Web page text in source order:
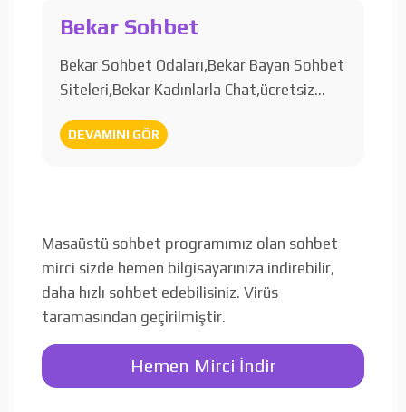
Bekar Sohbet
Bekar Sohbet Odaları,Bekar Bayan Sohbet
Siteleri,Bekar Kadınlarla Chat,ücretsiz…
DEVAMINI GÖR
Masaüstü sohbet programımız olan sohbet
mirci sizde hemen bilgisayarınıza indirebilir,
daha hızlı sohbet edebilisiniz. Virüs
taramasından geçirilmiştir.
Hemen Mirci İndir